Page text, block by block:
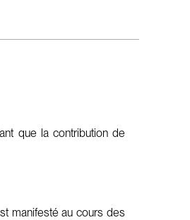
que la contribution de
manifesté au cours des